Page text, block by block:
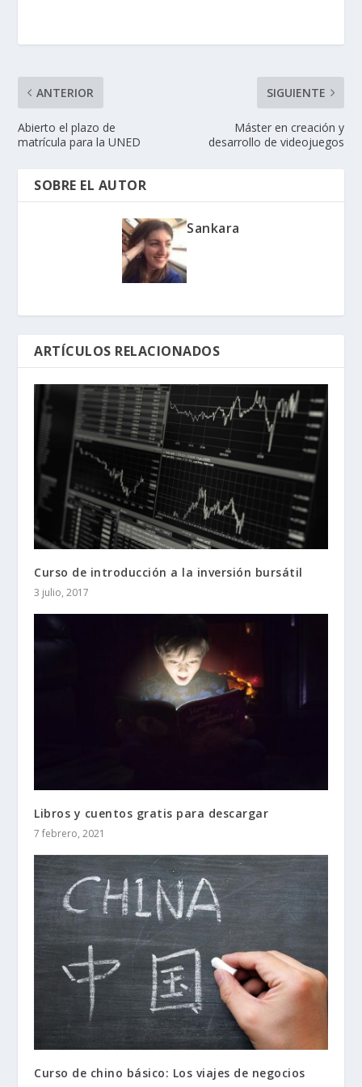
ANTERIOR
Abierto el plazo de
matrícula para la UNED
SIGUIENTE
Máster en creación y
desarrollo de videojuegos
SOBRE EL AUTOR
Sankara
ARTÍCULOS RELACIONADOS
Curso de introducción a la inversión bursátil
3 julio, 2017
Libros y cuentos gratis para descargar
7 febrero, 2021
Curso de chino básico: Los viajes de negocios